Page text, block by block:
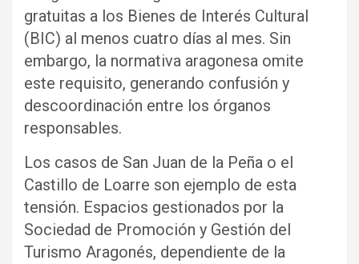
gratuitas a los Bienes de Interés Cultural
(BIC) al menos cuatro días al mes. Sin
embargo, la normativa aragonesa omite
este requisito, generando confusión y
descoordinación entre los órganos
responsables.
Los casos de San Juan de la Peña o el
Castillo de Loarre son ejemplo de esta
tensión. Espacios gestionados por la
Sociedad de Promoción y Gestión del
Turismo Aragonés, dependiente de la